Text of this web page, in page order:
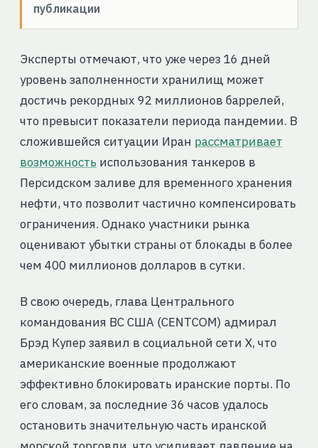
публикации
Эксперты отмечают, что уже через 16 дней
уровень заполненности хранилищ может
достичь рекордных 92 миллионов баррелей,
что превысит показатели периода пандемии. В
сложившейся ситуации Иран рассматривает
возможность использования танкеров в
Персидском заливе для временного хранения
нефти, что позволит частично компенсировать
ограничения. Однако участники рынка
оценивают убытки страны от блокады в более
чем 400 миллионов долларов в сутки.
В свою очередь, глава Центрального
командования ВС США (CENTCOM) адмирал
Брэд Купер заявил в социальной сети X, что
американские военные продолжают
эффективно блокировать иранские порты. По
его словам, за последние 36 часов удалось
остановить значительную часть иранской